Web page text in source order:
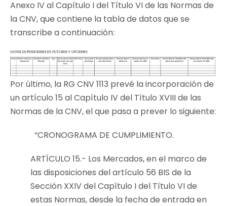
Anexo IV al Capítulo I del Título VI de las Normas de
la CNV, que contiene la tabla de datos que se
transcribe a continuación:
Por último, la RG CNV 1113 prevé la incorporación de
un artículo 15 al Capítulo IV del Título XVIII de las
Normas de la CNV, el que pasa a prever lo siguiente:
“CRONOGRAMA DE CUMPLIMIENTO.
ARTÍCULO 15.- Los Mercados, en el marco de
las disposiciones del artículo 56 BIS de la
Sección XXIV del Capítulo I del Título VI de
estas Normas, desde la fecha de entrada en